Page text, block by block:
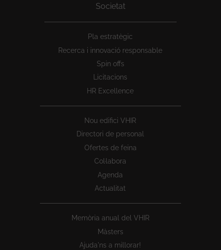
Societat
Pla estratègic
Recerca i innovació responsable
Spin offs
Licitacions
HR Excellence
Nou edifici VHIR
Directori de personal
Ofertes de feina
Col·labora
Agenda
Actualitat
Memòria anual del VHIR
Màsters
Ajuda'ns a millorar!